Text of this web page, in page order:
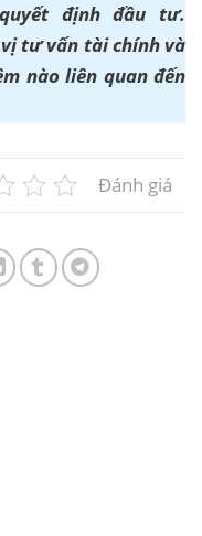
định đầu tư.
tư vấn tài chính và
nào liên quan đến
Đánh giá